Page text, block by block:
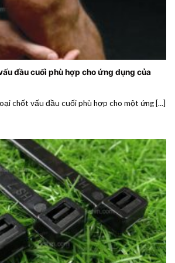
đầu cuối phù hợp cho ứng dụng của
chốt vấu đầu cuối phù hợp cho một ứng [...]